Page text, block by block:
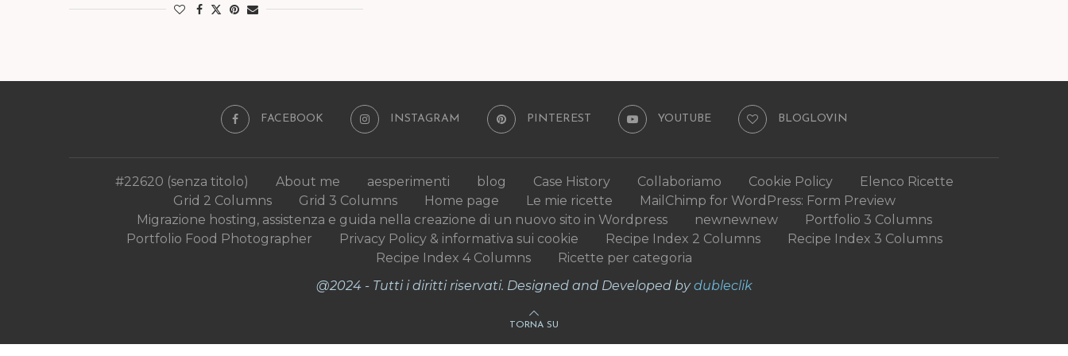
FACEBOOK INSTAGRAM PINTEREST YOUTUBE BLOGLOVIN
#22620 (senza titolo) About me aesperimenti blog Case History Collaboriamo Cookie Policy
Elenco Ricette
Grid 2 Columns
Grid 3 Columns Home page Le mie ricette
MailChimp for WordPress: Form Preview
Migrazione hosting, assistenza e guida nella creazione di un nuovo sito in Wordpress
newnewnew
Portfolio 3 Columns
Portfolio Food Photographer
Privacy Policy & informativa sui cookie Recipe Index 2 Columns
Recipe Index 3 Columns
Recipe Index 4 Columns
Ricette per categoria
@2024 - Tutti i diritti riservati. Designed and Developed bydubleclik
TORNA SU